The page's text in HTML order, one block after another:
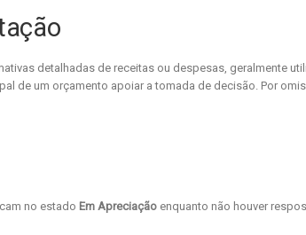
detalhadas de receitas ou despesas, geralmente
de um orçamento apoiar a tomada de decisão. Por
no estado Em Apreciação enquanto não houver